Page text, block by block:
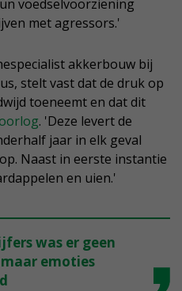
voedselvoorziening
met agressors.'
akkerbouw bij
stelt vast dat de druk op
toeneemt en dat dit
. 'Deze levert de
jaar in elk geval
Naast in eerste instantie
en uien.'
was er geen
emoties